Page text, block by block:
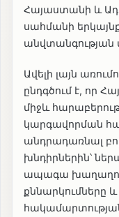
Հայաստանի և
սահմանի
անվտանգության
Ավելի լայն
ընդգծում է, որ
միջև
կարգավորման
անդրադառնալ
խնդիրներին՝
ապագա
քննարկումները